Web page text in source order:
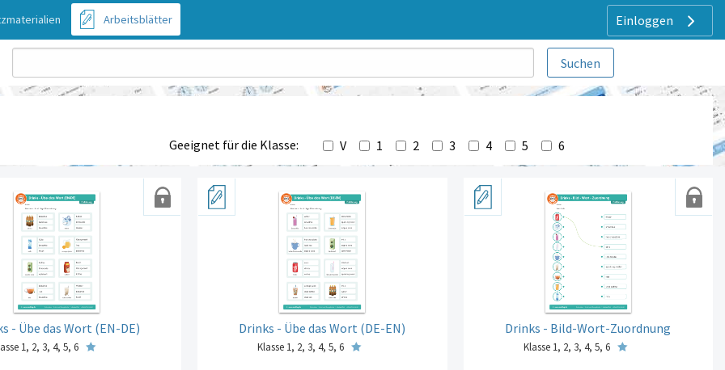
Einloggen
Arbeitsblätter
Geeignet für die Klasse: V 1 2 3 4 5 6
- Übe das Wort (EN-DE)
1, 2, 3, 4, 5, 6
Drinks - Übe das Wort (DE-EN)
Klasse 1, 2, 3, 4, 5, 6
Drinks - Bild-Wort-Zuordnung
Klasse 1, 2, 3, 4, 5, 6